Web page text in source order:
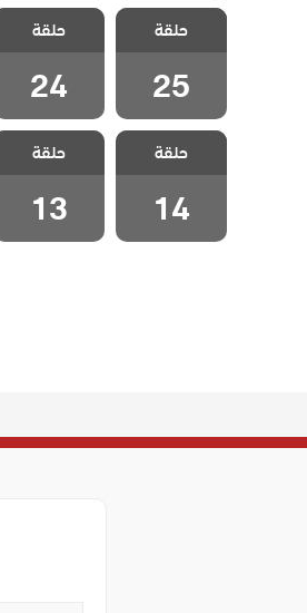
مسلسل حلم
اشرف الحلقة 25
حلقة
25
مسلسل حلم
اشرف الحلقة 24
حلقة
24
مسلسل حلم
اشرف الحلقة 14
حلقة
14
مسلسل حلم
اشرف الحلقة 13
حلقة
13